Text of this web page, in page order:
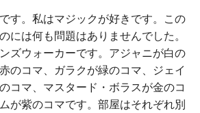
す。私はマジックが好きです。この
には何も問題はありませんでした。
ズウォーカーです。アジャニが白の
のコマ、ガラクが緑のコマ、ジェイ
コマ、マスタード・ボラスが金のコ
が紫のコマです。部屋はそれぞれ別